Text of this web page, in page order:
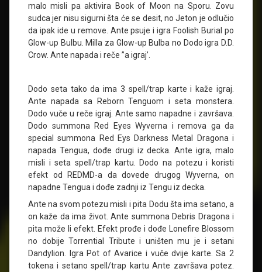
malo misli pa aktivira Book of Moon na Sporu. Zovu
sudca jer nisu sigurni šta će se desit, no Jeton je odlučio
da ipak ide u remove. Ante psuje i igra Foolish Burial po
Glow-up Bulbu. Milla za Glow-up Bulba no Dodo igra D.D.
Crow. Ante napada i reče ”a igraj’.
Dodo seta tako da ima 3 spell/trap karte i kaže igraj.
Ante napada sa Reborn Tenguom i seta monstera.
Dodo vuče u reče igraj. Ante samo napadne i završava.
Dodo summona Red Eyes Wyverna i remova ga da
special summona Red Eys Darkness Metal Dragona i
napada Tengua, dođe drugi iz decka. Ante igra, malo
misli i seta spell/trap kartu. Dodo na potezu i koristi
efekt od REDMD-a da dovede drugog Wyverna, on
napadne Tengua i dođe zadnji iz Tengu iz decka.
Ante na svom potezu misli i pita Dodu šta ima setano, a
on kaže da ima život. Ante summona Debris Dragona i
pita može li efekt. Efekt prođe i dođe Lonefire Blossom
no dobije Torrential Tribute i uništen mu je i setani
Dandylion. Igra Pot of Avarice i vuče dvije karte. Sa 2
tokena i setano spell/trap kartu Ante završava potez.